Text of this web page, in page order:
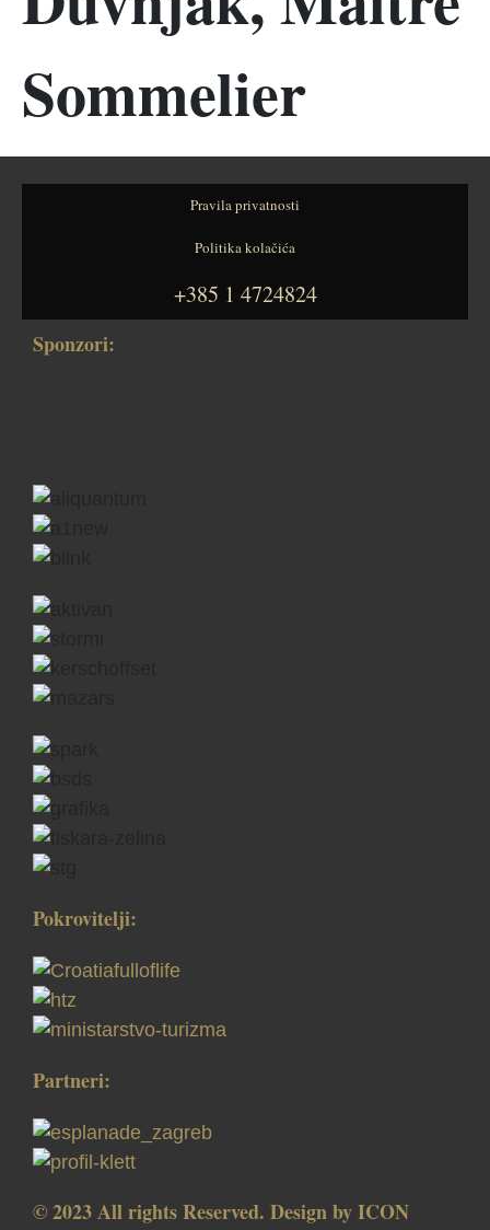
Sommelier
Pravila privatnosti
Politika kolačića
+385 1 4724824
Sponzori:
Pokrovitelji:
Partneri:
© 2023 All rights Reserved. Design byICON